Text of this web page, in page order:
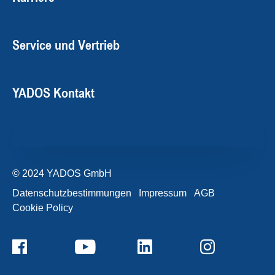
Service und Vertrieb
YADOS Kontakt
© 2024 YADOS GmbH
Datenschutzbestimmungen
Impressum
AGB
Cookie Policy